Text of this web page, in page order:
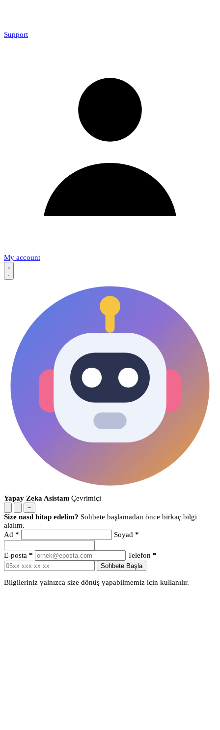
Support
My account
Yapay Zeka Asistanı Çevrimiçi
−
Size nasıl hitap edelim? Sohbete başlamadan önce birkaç bilgi
alalım.
Ad * Soyad *
E-posta * Telefon *
Sohbete Başla
Bilgileriniz yalnızca size dönüş yapabilmemiz için kullanılır.